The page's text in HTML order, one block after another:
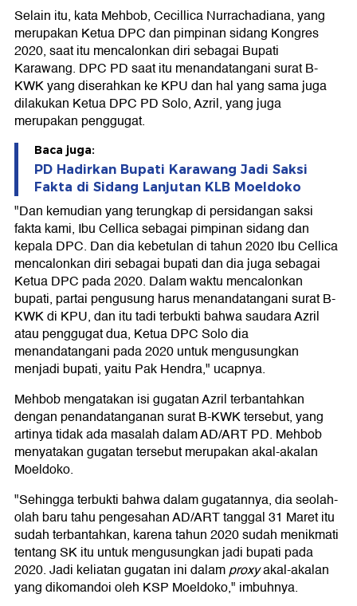
Selain itu, kata Mehbob, Cecillica Nurrachadiana, yang
merupakan Ketua DPC dan pimpinan sidang Kongres
2020, saat itu mencalonkan diri sebagai Bupati
Karawang. DPC PD saat itu menandatangani surat B-
KWK yang diserahkan ke KPU dan hal yang sama juga
dilakukan Ketua DPC PD Solo, Azril, yang juga
merupakan penggugat.
Baca juga:
PD Hadirkan Bupati Karawang Jadi Saksi
Fakta di Sidang Lanjutan KLB Moeldoko
"Dan kemudian yang terungkap di persidangan saksi
fakta kami, Ibu Cellica sebagai pimpinan sidang dan
kepala DPC. Dan dia kebetulan di tahun 2020 Ibu Cellica
mencalonkan diri sebagai bupati dan dia juga sebagai
Ketua DPC pada 2020. Dalam waktu mencalonkan
bupati, partai pengusung harus menandatangani surat B-
KWK di KPU, dan itu tadi terbukti bahwa saudara Azril
atau penggugat dua, Ketua DPC Solo dia
menandatangani pada 2020 untuk mengusungkan
menjadi bupati, yaitu Pak Hendra," ucapnya.
Mehbob mengatakan isi gugatan Azril terbantahkan
dengan penandatanganan surat B-KWK tersebut, yang
artinya tidak ada masalah dalam AD/ART PD. Mehbob
menyatakan gugatan tersebut merupakan akal-akalan
Moeldoko.
"Sehingga terbukti bahwa dalam gugatannya, dia seolah-
olah baru tahu pengesahan AD/ART tanggal 31 Maret itu
sudah terbantahkan, karena tahun 2020 sudah menikmati
tentang SK itu untuk mengusungkan jadi bupati pada
2020. Jadi keliatan gugatan ini dalamproxyakal-akalan
yang dikomandoi oleh KSP Moeldoko," imbuhnya.